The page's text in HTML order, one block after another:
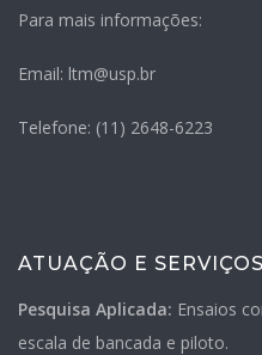
Para mais informações:
Email: ltm@usp.br
Telefone: (11) 2648-6223
ATUAÇÃO E SERVIÇOS
Pesquisa Aplicada: Ensaios
escala de bancada e piloto.